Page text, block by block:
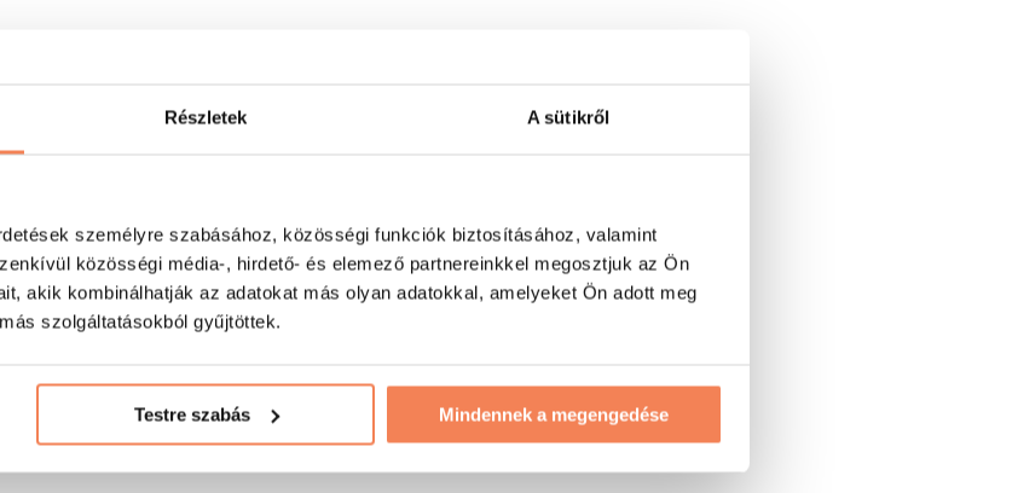
Részletek A sütikről
személyre szabásához, közösségi funkciók biztosításához, valamint
közösségi média-, hirdető- és elemező partnereinkkel megosztjuk az Ön
akik kombinálhatják az adatokat más olyan adatokkal, amelyeket Ön adott meg
szolgáltatásokból gyűjtöttek.
Testre szabás Mindennek a megengedése